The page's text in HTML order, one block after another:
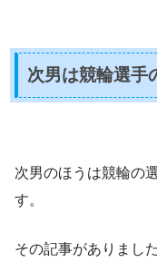
次男は競輪選手
次男のほうは競輪の
す。
その記事がありました